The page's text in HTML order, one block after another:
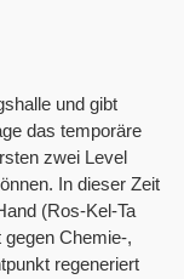
und gibt
das temporäre
zwei Level
In dieser Zeit
(Ros-Kel-Ta
Chemie-,
regeneriert